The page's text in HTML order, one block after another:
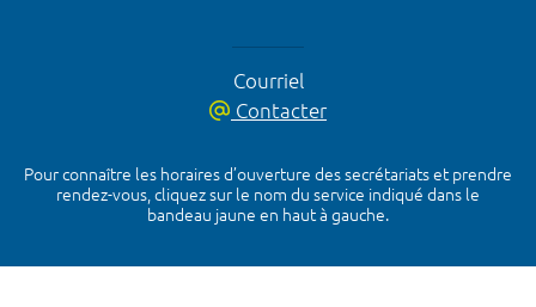
Courriel
Contacter
Pour connaître les horaires d’ouverture des secrétariats et prendre
rendez-vous, cliquez sur le nom du service indiqué dans le
bandeau jaune en haut à gauche.